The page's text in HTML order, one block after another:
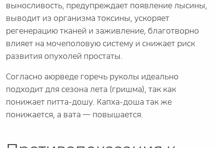
выносливость, предупреждает появление лысины,
выводит из организма токсины, ускоряет
регенерацию тканей и заживление, благотворно
влияет на мочеполовую систему и снижает риск
развития опухолей простаты.
Согласно аюрведе горечь руколы идеально
подходит для сезона лета (гришма), так как
понижает питта-дошу. Капха-доша так же
понижается, а вата — повышается.